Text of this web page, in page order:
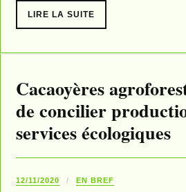
LIRE LA SUITE
Cacaoyères
de concilier
services écologiques
12/11/2020 EN BREF